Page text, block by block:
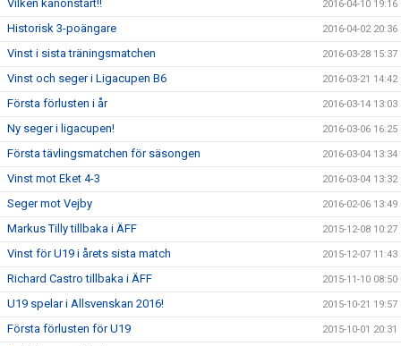
Vilken kanonstart!! 2016-04-10 19:16
Historisk 3-poängare 2016-04-02 20:36
Vinst i sista träningsmatchen 2016-03-28 15:37
Vinst och seger i Ligacupen B6 2016-03-21 14:42
Första förlusten i år 2016-03-14 13:03
Ny seger i ligacupen! 2016-03-06 16:25
Första tävlingsmatchen för säsongen 2016-03-04 13:34
Vinst mot Eket 4-3 2016-03-04 13:32
Seger mot Vejby 2016-02-06 13:49
Markus Tilly tillbaka i ÄFF 2015-12-08 10:27
Vinst för U19 i årets sista match 2015-12-07 11:43
Richard Castro tillbaka i ÄFF 2015-11-10 08:50
U19 spelar i Allsvenskan 2016! 2015-10-21 19:57
Första förlusten för U19 2015-10-01 20:31